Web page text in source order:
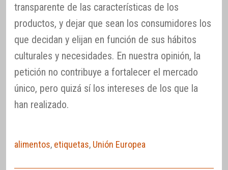
transparente de las características de los
productos, y dejar que sean los consumidores los
que decidan y elijan en función de sus hábitos
culturales y necesidades. En nuestra opinión, la
petición no contribuye a fortalecer el mercado
único, pero quizá sí los intereses de los que la
han realizado.
alimentos, etiquetas, Unión Europea